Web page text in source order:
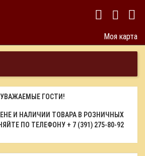
Моя карта
УВАЖАЕМЫЕ ГОСТИ!
И НАЛИЧИИ ТОВАРА В РОЗНИЧНЫХ
ПО ТЕЛЕФОНУ + 7 (391) 275-80-92